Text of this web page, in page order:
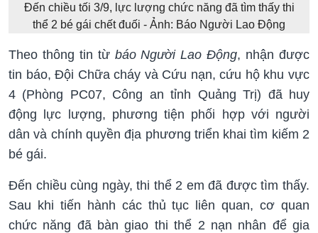
Đến chiều tối 3/9, lực lượng chức năng đã tìm thấy thi
thể 2 bé gái chết đuối - Ảnh: Báo Người Lao Động
Theo thông tin từ báo Người Lao Động, nhận được
tin báo, Đội Chữa cháy và Cứu nạn, cứu hộ khu vực
4 (Phòng PC07, Công an tỉnh Quảng Trị) đã huy
động lực lượng, phương tiện phối hợp với người
dân và chính quyền địa phương triển khai tìm kiếm 2
bé gái.
Đến chiều cùng ngày, thi thể 2 em đã được tìm thấy.
Sau khi tiến hành các thủ tục liên quan, cơ quan
chức năng đã bàn giao thi thể 2 nạn nhân để gia